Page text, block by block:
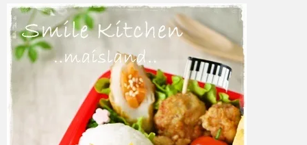
azuki 2017年6月6日